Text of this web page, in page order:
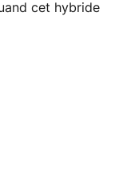
cet hybride